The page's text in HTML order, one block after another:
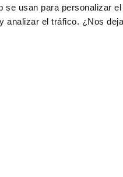
se usan para personalizar
analizar el tráfico. ¿Nos